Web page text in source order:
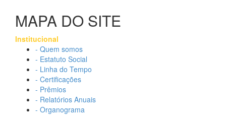
MAPA DO SITE
Institucional
- Quem somos
- Estatuto Social
- Linha do Tempo
- Certificações
- Prêmios
- Relatórios Anuais
- Organograma